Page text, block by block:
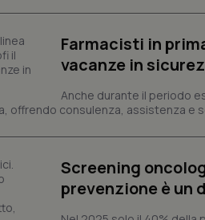
Farmacisti in
vacanze in
Anche durante il periodo
offrendo consulenza, assistenza e
Screening
prevenzione è un
tracking-sites-